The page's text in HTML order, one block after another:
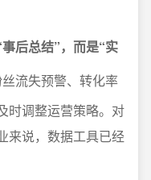
后总结”，而是“实
流失预警、转化率
时调整运营策略。对
来说，数据工具已经